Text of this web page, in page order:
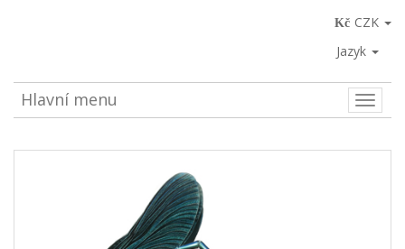
CZK
Jazyk
Toggle
Hlavní menu